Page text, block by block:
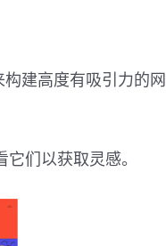
建高度有吸引力的网
们以获取灵感。